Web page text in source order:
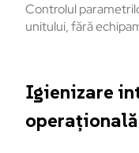
Controlul
unitului, fără
Igienizare
operațională